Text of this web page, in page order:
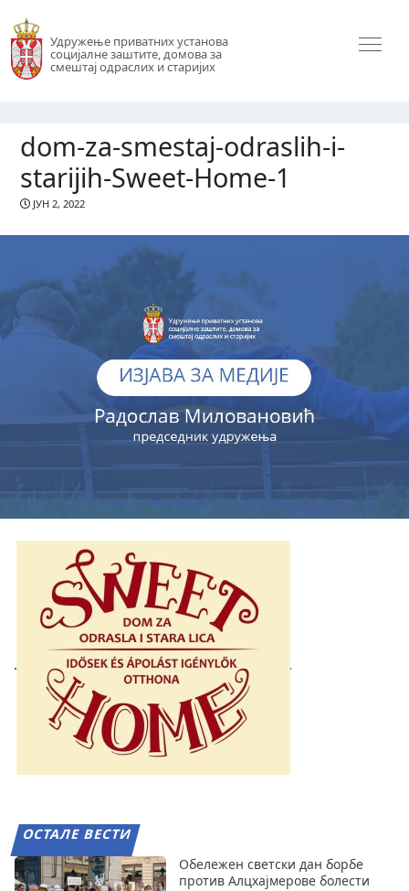
Удружење приватних установа
социјалне заштите, домова за
смештај одраслих и старијих
dom-za-smestaj-odraslih-i-
starijih-Sweet-Home-1
ЈУН 2, 2022
ОСТАЛЕ ВЕСТИ
Обележен светски дан борбе
против Алцхајмерове болести